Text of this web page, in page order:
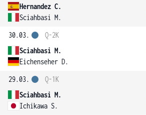
Hernandez C.
Sciahbasi M.
30.03.
Sciahbasi M.
Eichenseher D.
Q-2K
29.03.
Sciahbasi M.
Ichikawa S.
Q-1K